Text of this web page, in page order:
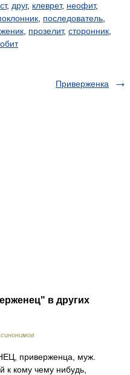
, друг, клеврет, неофит,
последователь
прозелит, сторонник
Приверженка
в других
приверженца, муж.
к кому чему нибудь,